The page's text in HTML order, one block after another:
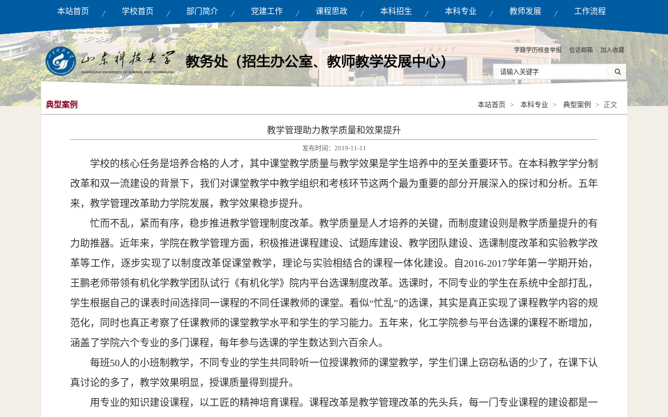
本站首页 学校首页 部门简介 党建工作 课程思政 本科招生 本科专业 教师发展 工作流程
学籍学历核查举报 信访邮箱 加入收藏
典型案例 本站首页 > 本科专业 > 典型案例 > 正文
教学管理助力教学质量和效果提升
发布时间：2019-11-11
学校的核心任务是培养合格的人才，其中课堂教学质量与教学效果是学生培养中的至关重要环节。在本科教学学分制
改革和双一流建设的背景下，我们对课堂教学中教学组织和考核环节这两个最为重要的部分开展深入的探讨和分析。五年
来，教学管理改革助力学院发展，教学效果稳步提升。
忙而不乱，紧而有序，稳步推进教学管理制度改革。教学质量是人才培养的关键，而制度建设则是教学质量提升的有
力助推器。近年来，学院在教学管理方面，积极推进课程建设、试题库建设、教学团队建设、选课制度改革和实验教学改
革等工作，逐步实现了以制度改革促课堂教学，理论与实验相结合的课程一体化建设。自2016-2017学年第一学期开始，
王鹏老师带领有机化学教学团队试行《有机化学》院内平台选课制度改革。选课时，不同专业的学生在系统中全部打乱，
学生根据自己的课表时间选择同一课程的不同任课教师的课堂。看似“忙乱”的选课，其实是真正实现了课程教学内容的规
范化，同时也真正考察了任课教师的课堂教学水平和学生的学习能力。五年来，化工学院参与平台选课的课程不断增加，
涵盖了学院六个专业的多门课程，每年参与选课的学生数达到六百余人。
每班50人的小班制教学，不同专业的学生共同聆听一位授课教师的课堂教学，学生们课上窃窃私语的少了，在课下认
真讨论的多了，教学效果明显，授课质量得到提升。
用专业的知识建设课程，以工匠的精神培育课程。课程改革是教学管理改革的先头兵，每一门专业课程的建设都是一